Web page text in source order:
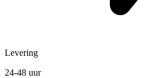
Levering
24-48 uur